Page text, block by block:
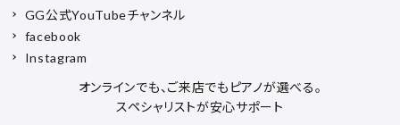
GG公式YouTubeチャンネル
facebook
Instagram
オンラインでも、ご来店でもピアノが選べる。
スペシャリストが安心サポート